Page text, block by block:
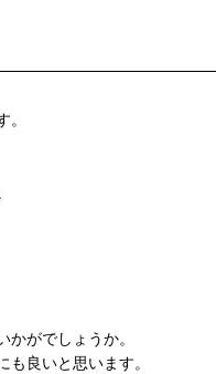
がでしょうか。
良いと思います。